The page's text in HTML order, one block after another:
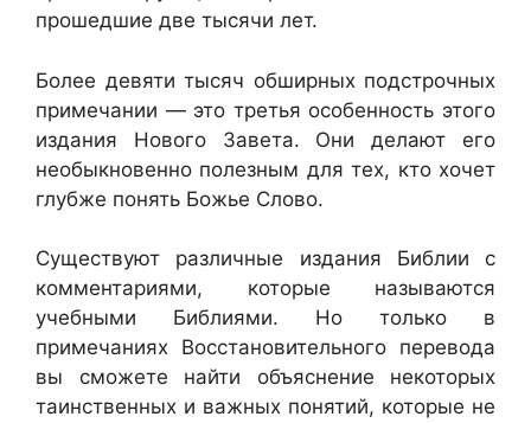
прошедшие две тысячи лет.
Более девяти тысяч обширных подстрочных
примечании — это третья особенность этого
издания Нового Завета. Они делают его
необыкновенно полезным для тех, кто хочет
глубже понять Божье Слово.
Существуют различные издания Библии с
комментариями, которые называются
учебными Библиями. Но только в
примечаниях Восстановительного перевода
вы сможете найти объяснение некоторых
таинственных и важных понятий, которые не